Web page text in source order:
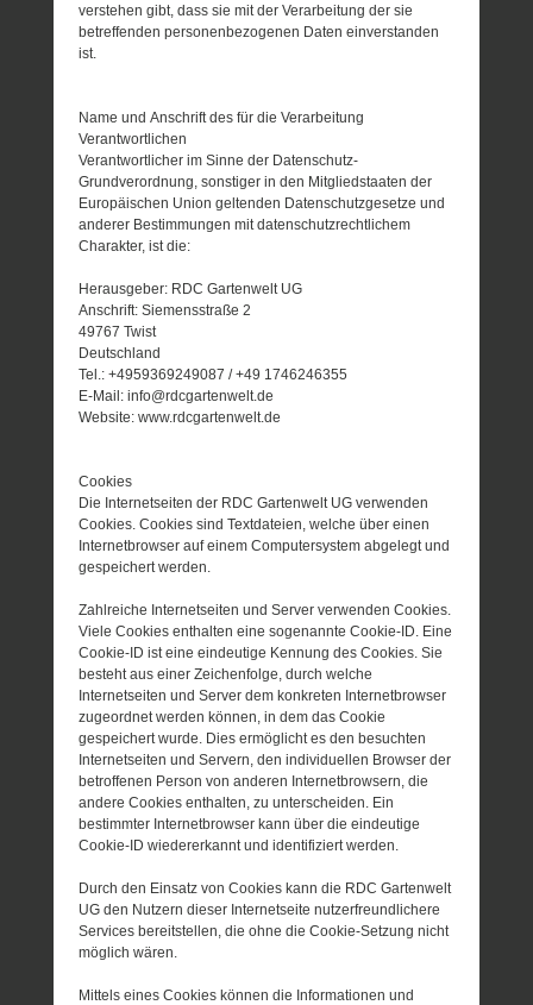
verstehen gibt, dass sie mit der Verarbeitung der sie
betreffenden personenbezogenen Daten einverstanden
ist.
Name und Anschrift des für die Verarbeitung
Verantwortlichen
Verantwortlicher im Sinne der Datenschutz-
Grundverordnung, sonstiger in den Mitgliedstaaten der
Europäischen Union geltenden Datenschutzgesetze und
anderer Bestimmungen mit datenschutzrechtlichem
Charakter, ist die:
Herausgeber: RDC Gartenwelt UG
Anschrift: Siemensstraße 2
49767 Twist
Deutschland
Tel.: +4959369249087 / +49 1746246355
E-Mail: info@rdcgartenwelt.de
Website: www.rdcgartenwelt.de
Cookies
Die Internetseiten der RDC Gartenwelt UG verwenden
Cookies. Cookies sind Textdateien, welche über einen
Internetbrowser auf einem Computersystem abgelegt und
gespeichert werden.
Zahlreiche Internetseiten und Server verwenden Cookies.
Viele Cookies enthalten eine sogenannte Cookie-ID. Eine
Cookie-ID ist eine eindeutige Kennung des Cookies. Sie
besteht aus einer Zeichenfolge, durch welche
Internetseiten und Server dem konkreten Internetbrowser
zugeordnet werden können, in dem das Cookie
gespeichert wurde. Dies ermöglicht es den besuchten
Internetseiten und Servern, den individuellen Browser der
betroffenen Person von anderen Internetbrowsern, die
andere Cookies enthalten, zu unterscheiden. Ein
bestimmter Internetbrowser kann über die eindeutige
Cookie-ID wiedererkannt und identifiziert werden.
Durch den Einsatz von Cookies kann die RDC Gartenwelt
UG den Nutzern dieser Internetseite nutzerfreundlichere
Services bereitstellen, die ohne die Cookie-Setzung nicht
möglich wären.
Mittels eines Cookies können die Informationen und